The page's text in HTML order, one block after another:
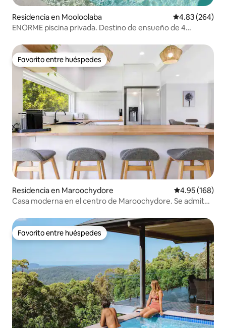
Residencia en Mooloolaba Calificación
4.83 (264)
ENORME piscina privada. Destino de ensueño de 4
Favorito entre huéspedes
Favorito entre huéspedes
Residencia en Maroochydore Calificación
4.95 (168)
Casa moderna en el centro de Maroochydore. Se admiten
Favorito entre huéspedes
Favorito entre huéspedes